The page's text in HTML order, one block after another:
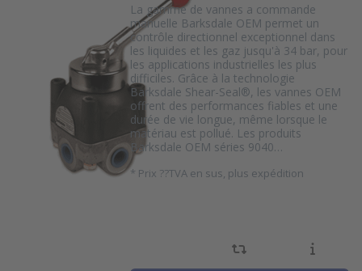
La gamme de vannes a commande
manuelle Barksdale OEM permet un
contrôle directionnel exceptionnel dans
les liquides et les gaz jusqu'à 34 bar, pour
les applications industrielles les plus
difficiles. Grâce à la technologie
Barksdale Shear-Seal®, les vannes OEM
offrent des performances fiables et une
durée de vie longue, même lorsque le
matériau est pollué. Les produits
Barksdale OEM séries 9040…
* Prix ??TVA en sus, plus expédition